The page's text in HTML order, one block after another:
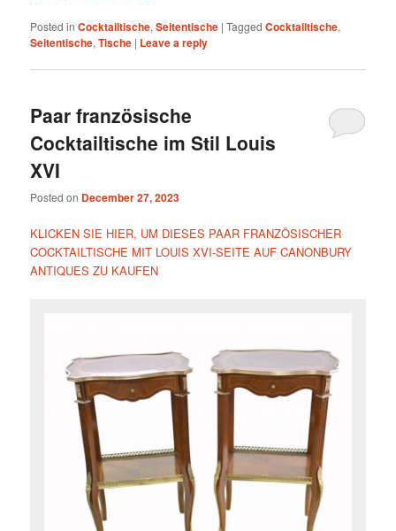
Posted in Cocktailtische,Seitentische |Tagged Cocktailtische,
Seitentische,Tische | Leave a reply
Paar französische
Cocktailtische im Stil Louis
XVI
Posted on December 27, 2023
KLICKEN SIE HIER, UM DIESES PAAR FRANZÖSISCHER
COCKTAILTISCHE MIT LOUIS XVI-SEITE AUF CANONBURY
ANTIQUES ZU KAUFEN